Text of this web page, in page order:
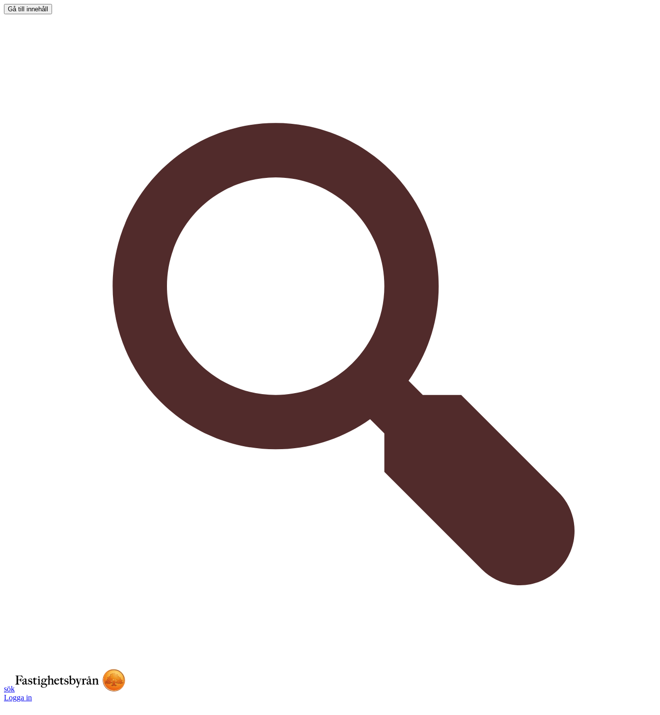
Gå till innehåll
sök
Logga in